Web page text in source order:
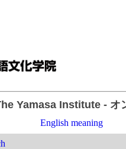
Yamasa Institute- オ
English meaning